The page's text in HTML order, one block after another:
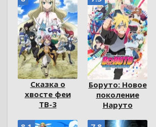
Сказка о
хвосте феи
ТВ-3
Боруто: Новое
поколение
Наруто